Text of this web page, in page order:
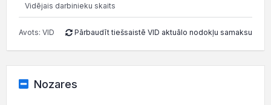
Vidējais darbinieku skaits
Avots: VID Pārbaudīt tiešsaistē VID aktuālo nodokļu samaksu
Nozares